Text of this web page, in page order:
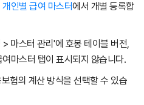
개인별 급여 마스터에서 개별 등록합
마스터 관리'에 호봉 테이블 버전,
마스터 탭이 표시되지 않습니다.
험의 계산 방식을 선택할 수 있습